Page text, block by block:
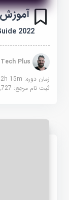
آموزش GitLab Ultimate Guide 2022
2022
Learn Tech Plus
زمان دوره: 2h 15m
ثبت نام مرجع: